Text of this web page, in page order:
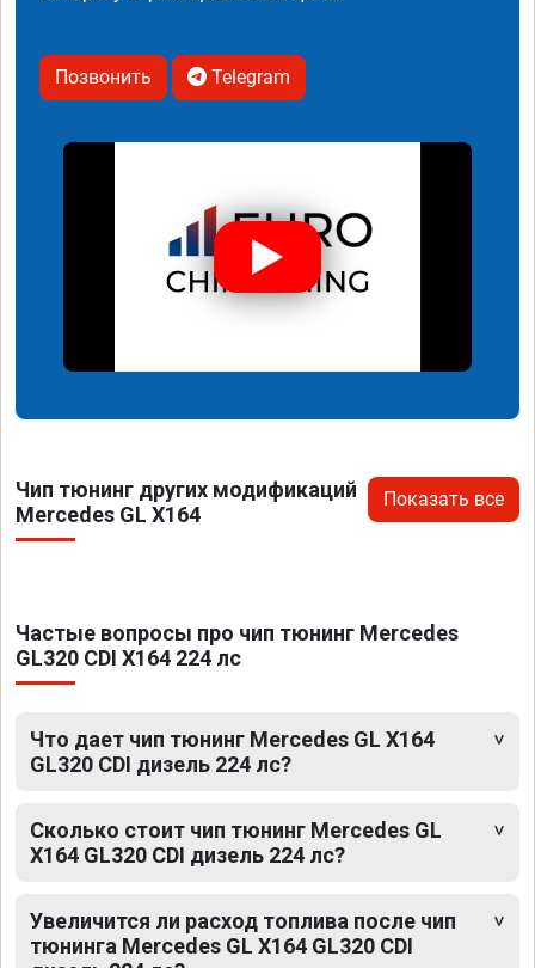
Позвонить Telegram
Чип тюнинг других модификаций
Mercedes GL X164
Показать все
Частые вопросы про чип тюнинг Mercedes
GL320 CDI X164 224 лс
Что дает чип тюнинг Mercedes GL X164
GL320 CDI дизель 224 лс?
Сколько стоит чип тюнинг Mercedes GL
X164 GL320 CDI дизель 224 лс?
Увеличится ли расход топлива после чип
тюнинга Mercedes GL X164 GL320 CDI